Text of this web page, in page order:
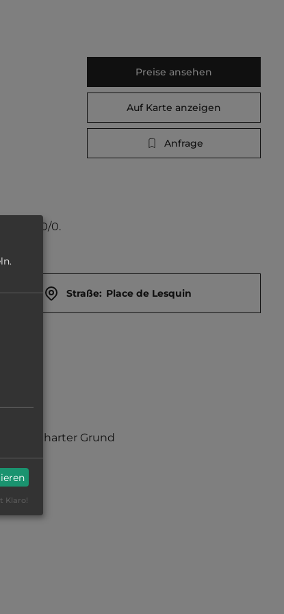
Preise ansehen
Auf Karte anzeigen
Anfrage
10/0.
Straße: Place de Lesquin
kiesig, harter Grund
Klaro!